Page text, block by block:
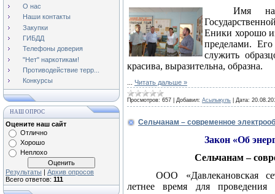
О нас
Наши контакты
Закупки
ГИБДД
Телефоны доверия
"Нет" наркотикам!
Противодействие терр...
Конкурсы
НАШ ОПРОС
Оцените наш сайт
Отлично
Хорошо
Неплохо
Результаты | Архив опросов
Всего ответов: 111
Имя
Еники хорошо
пределами.
служить
красива, выразительна, образна.
Читать дальше »
Просмотров: 657 Добавил: Асылыкуль Дата:
Сельчанам – современное
Закон «Об
Сельчанам –
ООО «Давлекановская
летнее время для проведения